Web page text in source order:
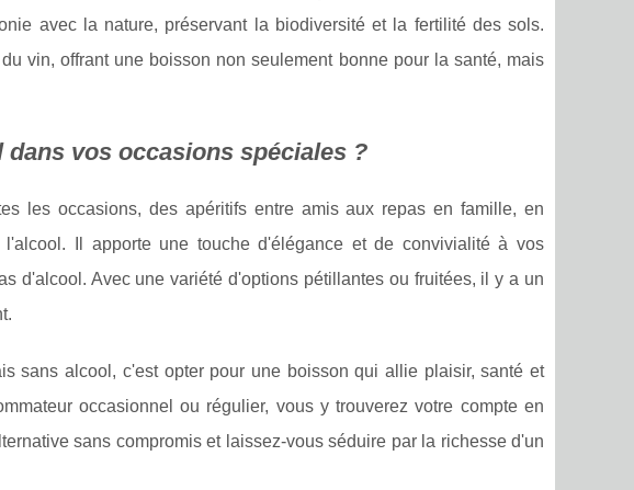
avec la nature, préservant la biodiversité et la fertilité des sols.
vin, offrant une boisson non seulement bonne pour la santé, mais
vos occasions spéciales ?
les occasions, des apéritifs entre amis aux repas en famille, en
Il apporte une touche d'élégance et de convivialité à vos
d'alcool. Avec une variété d'options pétillantes ou fruitées, il y a un
sans alcool, c'est opter pour une boisson qui allie plaisir, santé et
occasionnel ou régulier, vous y trouverez votre compte en
sans compromis et laissez-vous séduire par la richesse d'un